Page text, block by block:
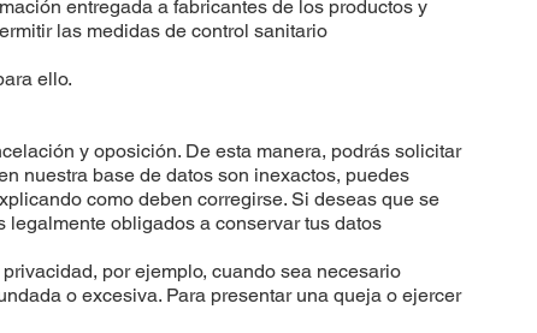
entregada a fabricantes de los productos y
las medidas de control sanitario
ello.
y oposición. De esta manera, podrás solicitar
nuestra base de datos son inexactos, puedes
como deben corregirse. Si deseas que se
obligados a conservar tus datos
por ejemplo, cuando sea necesario
o excesiva. Para presentar una queja o ejercer